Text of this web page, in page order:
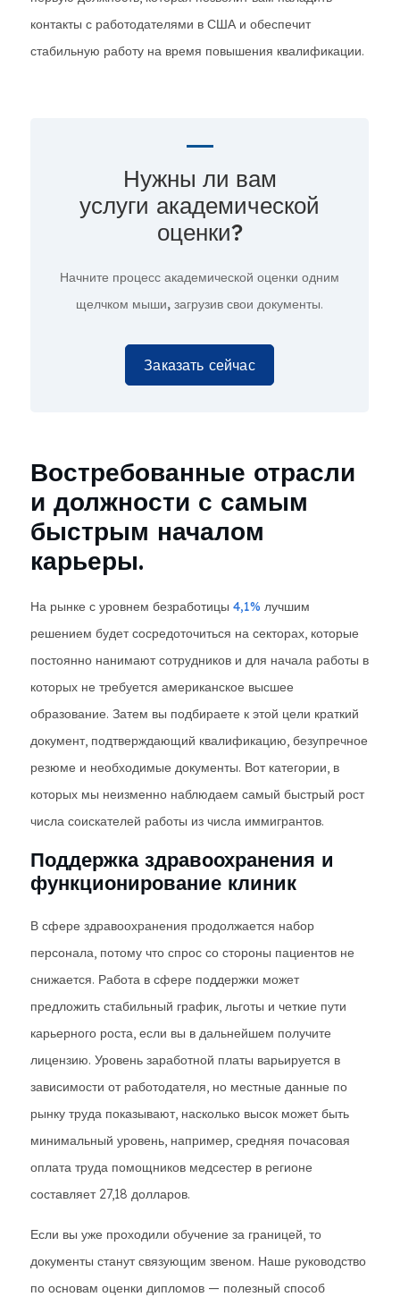
контакты с работодателями в США и обеспечит
стабильную работу на время повышения квалификации.
Нужны ли вам
услуги академической
оценки?
Начните процесс академической оценки одним
щелчком мыши, загрузив свои документы.
Заказать сейчас
Востребованные отрасли
и должности с самым
быстрым началом
карьеры.
На рынке с уровнем безработицы 4,1% лучшим
решением будет сосредоточиться на секторах, которые
постоянно нанимают сотрудников и для начала работы в
которых не требуется американское высшее
образование. Затем вы подбираете к этой цели краткий
документ, подтверждающий квалификацию, безупречное
резюме и необходимые документы. Вот категории, в
которых мы неизменно наблюдаем самый быстрый рост
числа соискателей работы из числа иммигрантов.
Поддержка здравоохранения и
функционирование клиник
В сфере здравоохранения продолжается набор
персонала, потому что спрос со стороны пациентов не
снижается. Работа в сфере поддержки может
предложить стабильный график, льготы и четкие пути
карьерного роста, если вы в дальнейшем получите
лицензию. Уровень заработной платы варьируется в
зависимости от работодателя, но местные данные по
рынку труда показывают, насколько высок может быть
минимальный уровень, например, средняя почасовая
оплата труда помощников медсестер в регионе
составляет 27,18 долларов.
Если вы уже проходили обучение за границей, то
документы станут связующим звеном. Наше руководство
по основам оценки дипломов — полезный способ